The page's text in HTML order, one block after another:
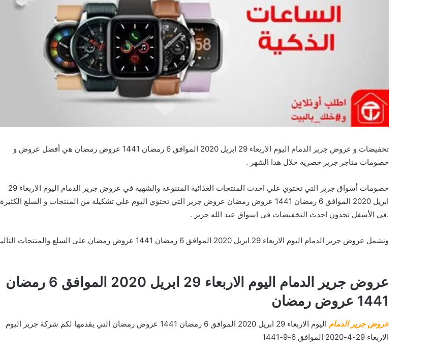
تخفيضات و عروض جرير الدمام اليوم الاربعاء 29 ابريل 2020 الموافق 6 رمضان 1441 عروض رمضان هي أفضل عروض و
خصومات متاجر جرير حصرية خلال هدا الشهر .
خصومات أسواق جرير التي تحتوي علي احدث المنتجات الغذائية المتنوعة والشهية في عروض جرير الدمام اليوم الاربعاء 29
ابريل 2020 الموافق 6 رمضان 1441 عروض رمضان عروض جرير التي تحتوي اليوم علي تشكيلة من المنتجات و السلع الكثيرة
.في الأسفل تجدون احدث التخفيضات في اسواق عبد الله جرير .
وتشمل عروض جرير الدمام اليوم الاربعاء 29 ابريل 2020 الموافق 6 رمضان 1441 عروض رمضان على السلع والمنتجات التالية :
عروض جرير الدمام اليوم الاربعاء 29 ابريل 2020 الموافق 6 رمضان
1441 عروض رمضان
عروض جرير الدمام
اليوم الاربعاء 29 ابريل 2020 الموافق 6 رمضان 1441 عروض رمضان التي يقدمها لكم شركة جرير اليوم
الاربعاء 29-4-2020 الموافق 6-9-1441